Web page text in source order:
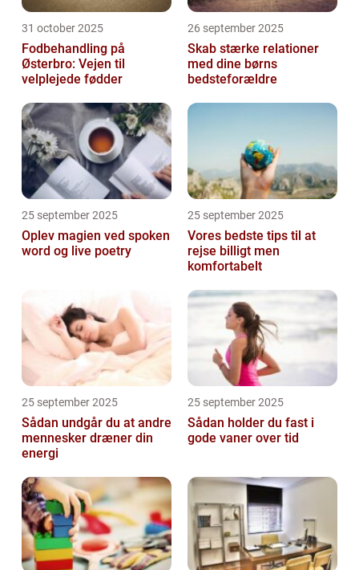
31 october 2025
Fodbehandling på
Østerbro: Vejen til
velplejede fødder
26 september 2025
Skab stærke relationer
med dine børns
bedsteforældre
25 september 2025
Oplev magien ved spoken
word og live poetry
25 september 2025
Vores bedste tips til at
rejse billigt men
komfortabelt
25 september 2025
Sådan undgår du at andre
mennesker dræner din
energi
25 september 2025
Sådan holder du fast i
gode vaner over tid